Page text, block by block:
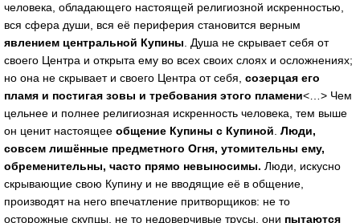
человека, обладающего настоящей религиозной искренностью,
вся сфера души, вся её периферия становится верным
явлением центральной Купины . Душа не скрывает себя от
своего Центра и открыта ему во всех своих слоях и осложнениях;
но она не скрывает и своего Центра от себя, созерцая его
пламя и постигая зовы и требования этого пламени<…> Чем
цельнее и полнее религиозная искренность человека, тем выше
он ценит настоящее общение Купины с Купиной Люди,
совсем лишённые предметного Огня, утомительны ему,
обременительны, часто прямо невыносимы. Люди, искусно
скрывающие свою Купину и не вводящие её в общение,
производят на него впечатление притворщиков: не то
осторожные скупцы, не то недоверчивые трусы, они пытаются